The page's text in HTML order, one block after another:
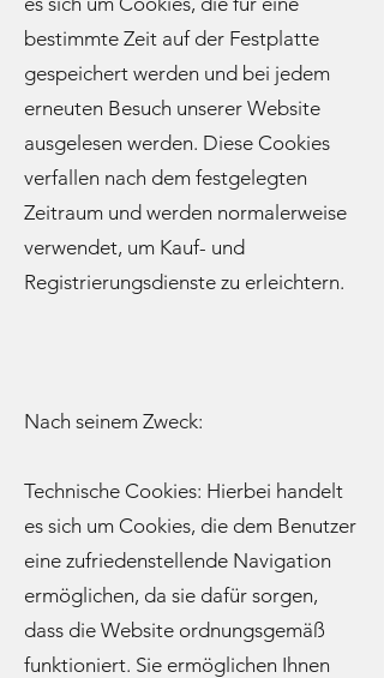
bestimmte Zeit auf der Festplatte
gespeichert werden und bei jedem
erneuten Besuch unserer Website
ausgelesen werden. Diese Cookies
verfallen nach dem festgelegten
Zeitraum und werden normalerweise
verwendet, um Kauf- und
Registrierungsdienste zu erleichtern.
Nach seinem Zweck:
Technische Cookies: Hierbei handelt
es sich um Cookies, die dem Benutzer
eine zufriedenstellende Navigation
ermöglichen, da sie dafür sorgen,
dass die Website ordnungsgemäß
funktioniert. Sie ermöglichen Ihnen